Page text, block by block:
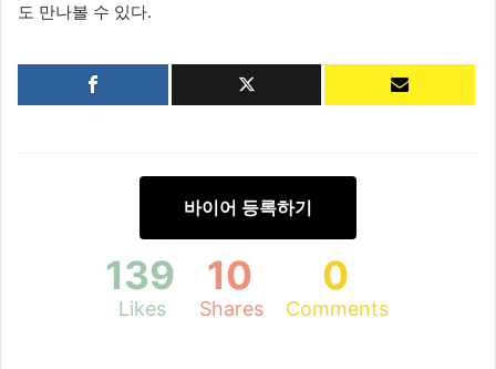
도 만나볼 수 있다.
바이어 등록하기
139
Likes
10
Shares
0
Comments